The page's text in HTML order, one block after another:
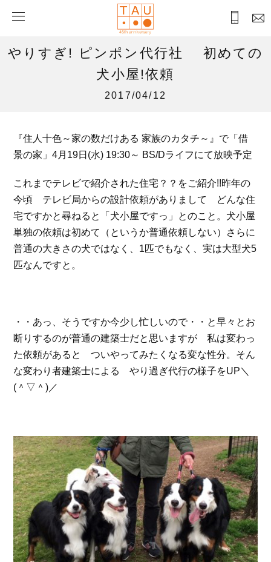
やりすぎ! ピンポン代行社 初めての
犬小屋!依頼
2017/04/12
『住人十色～家の数だけある 家族のカタチ～』で「借
景の家」4月19日(水) 19:30～ BS/Dライフにて放映予定
これまでテレビで紹介された住宅？？をご紹介!!昨年の
今頃 テレビ局からの設計依頼がありまして どんな住
宅ですかと尋ねると「犬小屋ですっ」とのこと。犬小屋
単独の依頼は初めて（というか普通依頼しない）さらに
普通の大きさの犬ではなく、1匹でもなく、実は大型犬5
匹なんですと。
・・あっ、そうですか今少し忙しいので・・と早々とお
断りするのが普通の建築士だと思いますが 私は変わっ
た依頼があると ついやってみたくなる変な性分。そん
な変わり者建築士による やり過ぎ代行の様子をUP＼
(＾▽＾)／